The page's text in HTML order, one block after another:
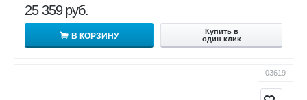
25 359 руб.
В КОРЗИНУ
Купить в
один клик
03619